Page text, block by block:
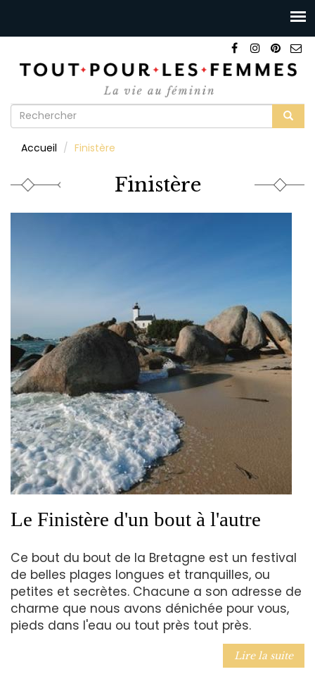
Formulaire
recherche
Accueil Finistère
Finistère
Le Finistère d'un bout à l'autre
Ce bout du bout de la Bretagne est un festival
de belles plages longues et tranquilles, ou
petites et secrètes. Chacune a son adresse de
charme que nous avons dénichée pour vous,
pieds dans l'eau ou tout près tout près.
Lire la suite